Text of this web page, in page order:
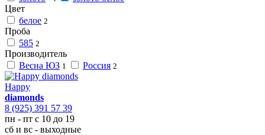
Цвет
белое 2
Проба
585 2
Производитель
Весна ЮЗ 1 Россия 2
Happy
diamonds
8 (925) 391 57 39
пн - пт с 10 до 19
сб и вс - выходные